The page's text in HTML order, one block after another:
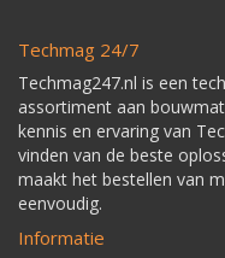
Techmag 24/7
Techmag247.nl is een
assortiment aan
kennis en ervaring van
vinden van de beste
maakt het bestellen van
eenvoudig.
Informatie